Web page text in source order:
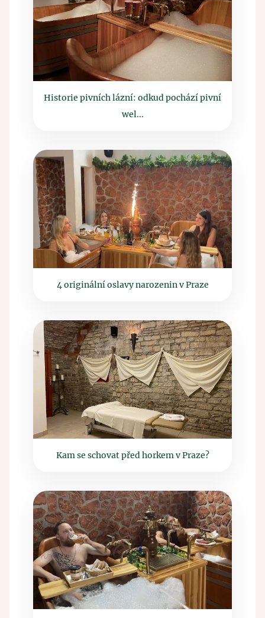
Historie pivních lázní: odkud pochází pivní
wel...
4 originální oslavy narozenin v Praze
Kam se schovat před horkem v Praze?